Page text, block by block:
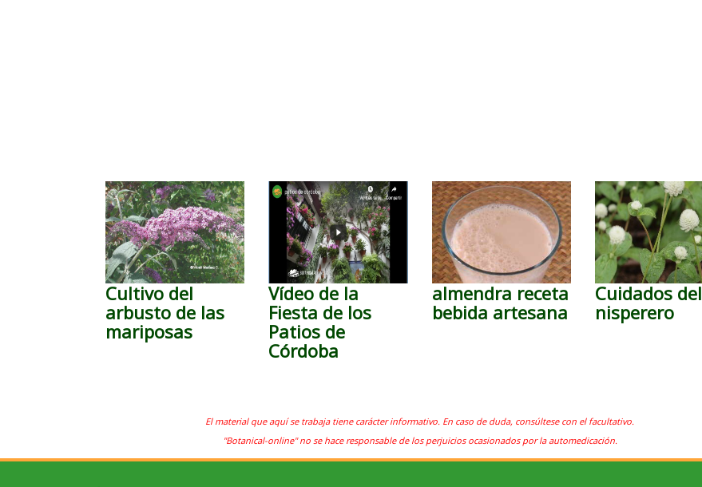
Cultivo del
arbusto de las
mariposas
Vídeo de la
Fiesta de los
Patios de
Córdoba
almendra receta
bebida artesana
Cuidados del
nisperero
El material que aquí se trabaja tiene carácter informativo. En caso de duda, consúltese con el facultativo.
"Botanical-online" no se hace responsable de los perjuicios ocasionados por la automedicación.